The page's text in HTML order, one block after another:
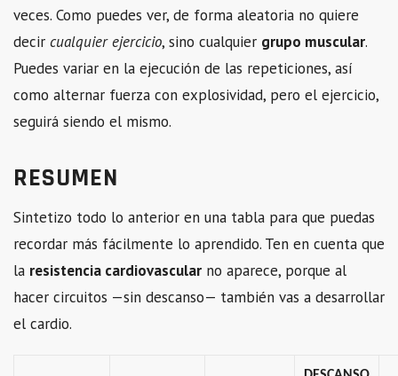
veces. Como puedes ver, de forma aleatoria no quiere
decir cualquier ejercicio, sino cualquier grupo muscular.
Puedes variar en la ejecución de las repeticiones, así
como alternar fuerza con explosividad, pero el ejercicio,
seguirá siendo el mismo.
RESUMEN
Sintetizo todo lo anterior en una tabla para que puedas
recordar más fácilmente lo aprendido. Ten en cuenta que
la resistencia cardiovascular no aparece, porque al
hacer circuitos —sin descanso— también vas a desarrollar
el cardio.